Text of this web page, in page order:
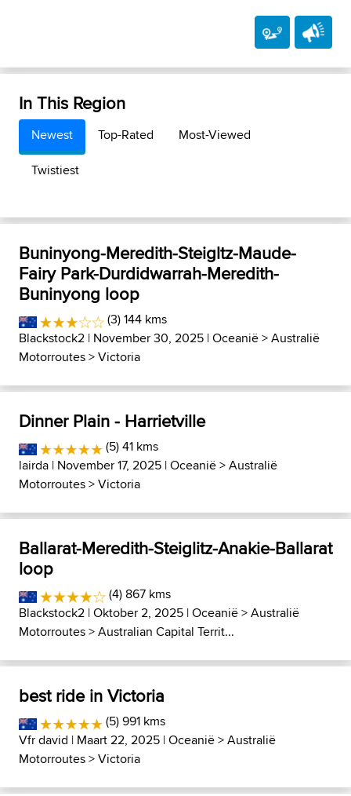
In This Region
Newest Top-Rated
Most-Viewed
Twistiest
Buninyong-Meredith-Steigltz-Maude-
Fairy Park-Durdidwarrah-Meredith-
Buninyong loop
(3) 144 kms
Blackstock2 | November 30, 2025 |Oceanië>Australië
Motorroutes>Victoria
Dinner Plain - Harrietville
(5) 41 kms
lairda | November 17, 2025 |Oceanië>Australië
Motorroutes>Victoria
Ballarat-Meredith-Steiglitz-Anakie-Ballarat
loop
(4) 867 kms
Blackstock2 | Oktober 2, 2025 |Oceanië>Australië
Motorroutes>Australian Capital Territ...
best ride in Victoria
(5) 991 kms
Vfr david | Maart 22, 2025 |Oceanië>Australië
Motorroutes>Victoria